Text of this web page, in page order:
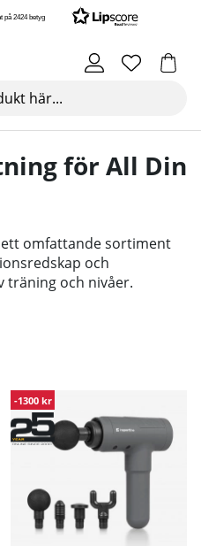
på 2424 betyg
för All Din
omfattande sortiment
och
träning och nivåer.
-1300 kr